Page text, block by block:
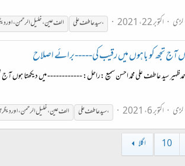
لڑی اکتوبر 22، 2021 ،سید عاطف علی الفعین،خلیلالرحمن،اور
آج تجھ کو باہوں میں رقیب کی-----برائے اصلاح
سید عاطف علی محمّد احسن سمیع :راحل: ------------ میں دیکھتا ہوں
لڑی اکتوبر 6، 2021 ،سید عاطف علی الفعین،خلیلالرحمن،اوردیگر
10 اگلا